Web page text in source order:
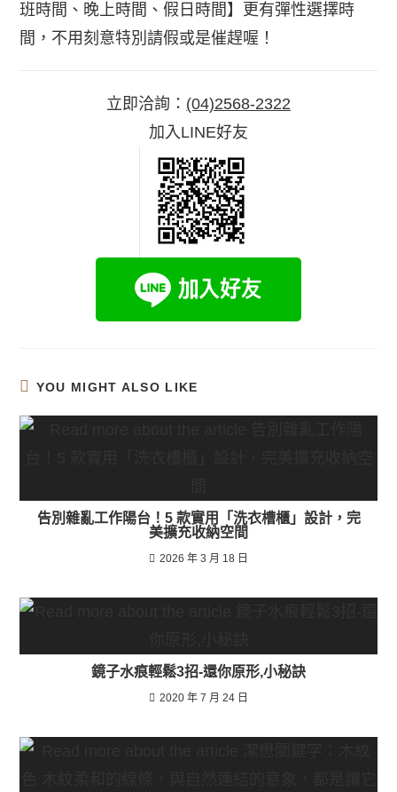
班時間、晚上時間、假日時間】更有彈性選擇時
間，不用刻意特別請假或是催趕喔！
立即洽詢： (04)2568-2322
加入LINE好友
YOU MIGHT ALSO LIKE
告別雜亂工作陽台！5 款實用「洗衣槽櫃」設計，完
美擴充收納空間
2026 年 3 月 18 日
鏡子水痕輕鬆3招-還你原形,小秘訣
2020 年 7 月 24 日